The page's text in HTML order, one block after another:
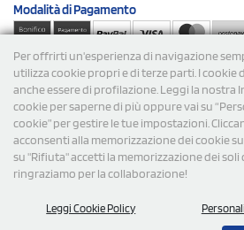
Per offrirti un'esperienza di navigazione
utilizza cookie propri e di terze parti. I
anche essere di profilazione. Leggi la nostra
cookie per saperne di più oppure vai su
cookie” per gestire le tue impostazioni.
acconsenti alla memorizzazione dei cookie
su "Rifiuta" accetti la memorizzazione dei soli
ringraziamo per la collaborazione!
Leggi Cookie Policy
Modalità diPagamento
Spedizioni
P.Iva/C.F. 09734470967 - N°